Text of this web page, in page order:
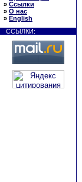
» Ссылки
» О нас
» English
ССЫЛКИ: